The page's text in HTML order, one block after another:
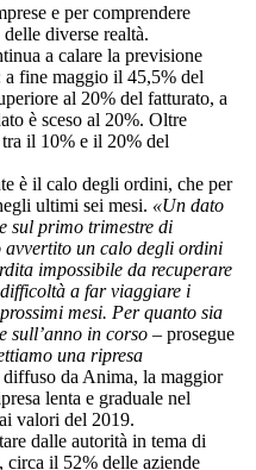
e per comprendere
diverse realtà.
a calare la previsione
fine maggio il 45,5% del
al 20% del fatturato, a
è sceso al 20%. Oltre
tra il 10% e il 20% del
è il calo degli ordini, che per
ultimi sei mesi. «Un dato
sul primo trimestre di
avvertito un calo degli ordini
impossibile da recuperare
a far viaggiare i
mesi. Per quanto sia
sull’anno in corso – prosegue
una ripresa
da Anima, la maggior
lenta e graduale nel
valori del 2019.
dalle autorità in tema di
circa il 52% delle aziende